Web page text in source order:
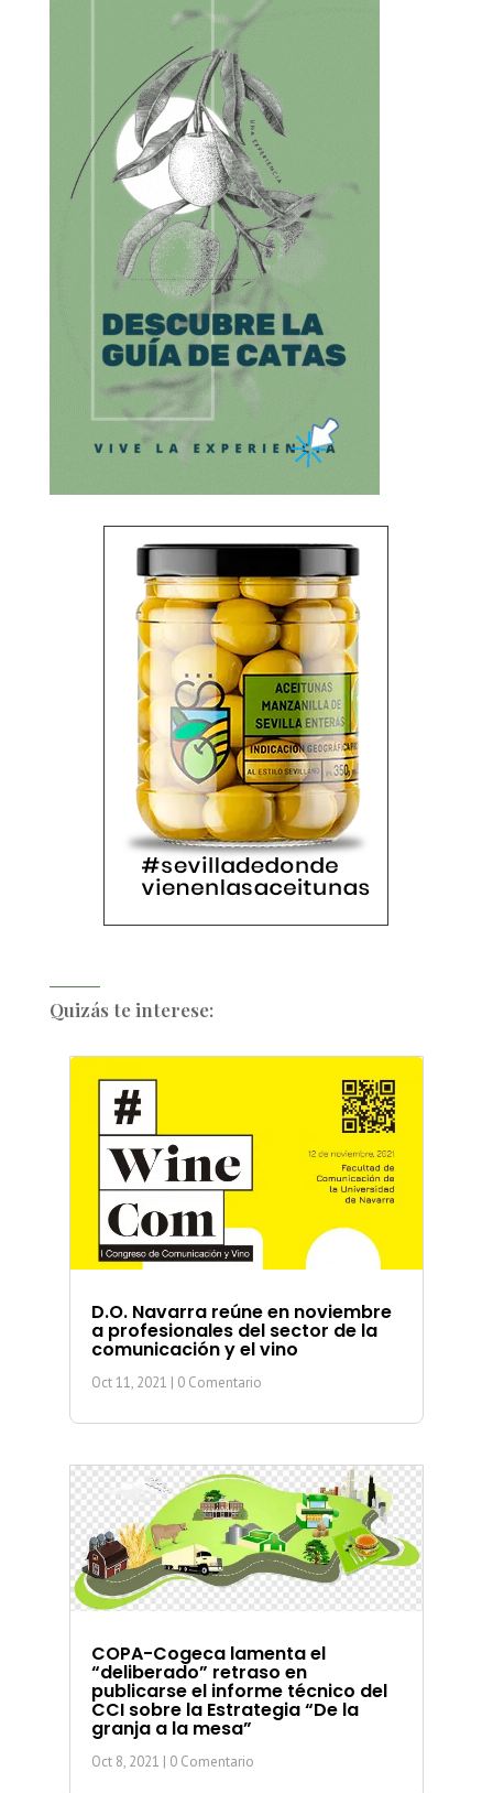
Quizás te interese:
D.O. Navarra reúne en noviembre
a profesionales del sector de la
comunicación y el vino
Oct 11, 2021 | 0 Comentario
COPA-Cogeca lamenta el
“deliberado” retraso en
publicarse el informe técnico del
CCI sobre la Estrategia “De la
granja a la mesa”
Oct 8, 2021 | 0 Comentario